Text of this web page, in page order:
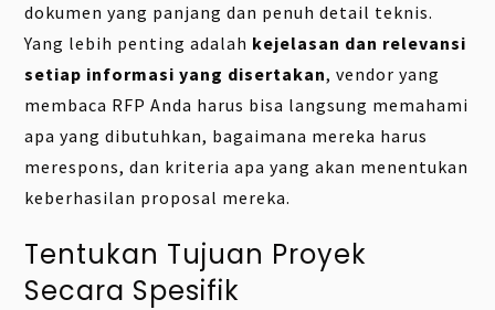
dokumen yang panjang dan penuh detail teknis.
Yang lebih penting adalah kejelasan dan relevansi
setiap informasi yang disertakan, vendor yang
membaca RFP Anda harus bisa langsung memahami
apa yang dibutuhkan, bagaimana mereka harus
merespons, dan kriteria apa yang akan menentukan
keberhasilan proposal mereka.
Tentukan Tujuan Proyek
Secara Spesifik